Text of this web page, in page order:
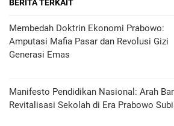
BERITA TERKAIT
Membedah Doktrin Ekonomi Prabowo:
Amputasi Mafia Pasar dan Revolusi Gizi
Generasi Emas
Manifesto Pendidikan Nasional: Arah
Revitalisasi Sekolah di Era Prabowo